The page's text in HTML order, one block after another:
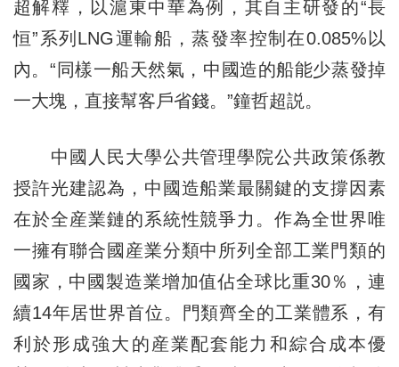
超解釋，以滬東中華為例，其自主研發的“長
恒”系列LNG運輸船，蒸發率控制在0.085%以
內。“同樣一船天然氣，中國造的船能少蒸發掉
一大塊，直接幫客戶省錢。”鐘哲超説。
中國人民大學公共管理學院公共政策係教
授許光建認為，中國造船業最關鍵的支撐因素
在於全産業鏈的系統性競爭力。作為全世界唯
一擁有聯合國産業分類中所列全部工業門類的
國家，中國製造業增加值佔全球比重30％，連
續14年居世界首位。門類齊全的工業體系，有
利於形成強大的産業配套能力和綜合成本優